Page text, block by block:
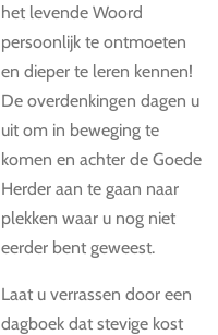
het levende Woord
persoonlijk te ontmoeten
en dieper te leren kennen!
De overdenkingen dagen u
uit om in beweging te
komen en achter de Goede
Herder aan te gaan naar
plekken waar u nog niet
eerder bent geweest.
Laat u verrassen door een
dagboek dat stevige kost